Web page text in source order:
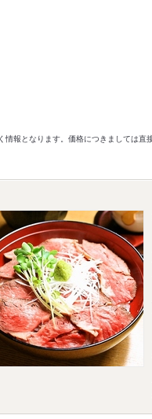
報となります。価格につきましては直